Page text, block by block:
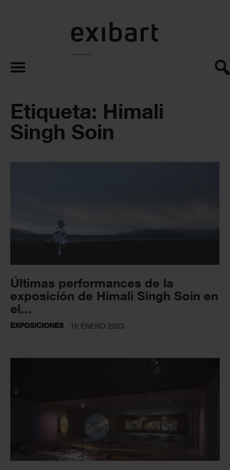
exibart.es
Etiqueta: Himali
Singh Soin
Últimas performances de la
exposición de Himali Singh Soin en
el...
EXPOSICIONES 16 ENERO 2023